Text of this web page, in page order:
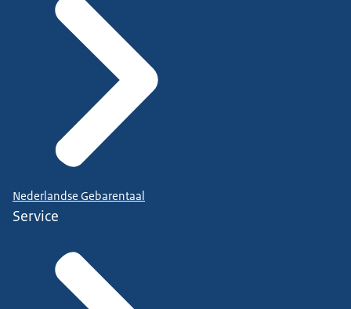
Nederlandse Gebarentaal
Service